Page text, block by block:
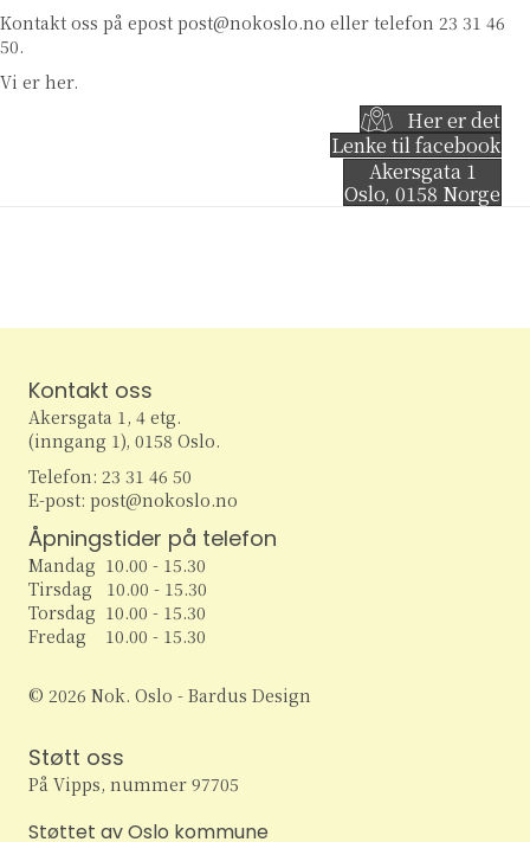
Kontakt oss på epost post@nokoslo.no eller telefon 23 31 46
50.
Vi er her.
Her er det
Lenke til facebook
Akersgata 1
Oslo, 0158 Norge
Kontakt oss
Akersgata 1, 4 etg.
(inngang 1), 0158 Oslo.
Telefon: 23 31 46 50
E-post: post@nokoslo.no
Åpningstider på telefon
Mandag 10.00 - 15.30
Tirsdag 10.00 - 15.30
Torsdag 10.00 - 15.30
Fredag 10.00 - 15.30
© 2026 Nok. Oslo - Bardus Design
Støtt oss
På Vipps, nummer 97705
Støttet av Oslo kommune